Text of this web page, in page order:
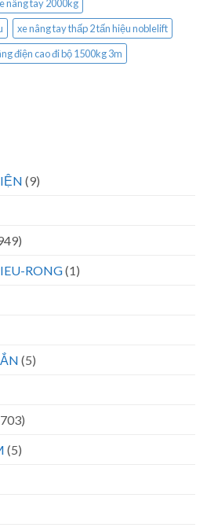
nâng tay 2000kg
xe nâng tay thấp 2 tấn hiệu noblelift
điện cao đi bộ 1500kg 3m
(9)
RONG(1)
(5)
(5)